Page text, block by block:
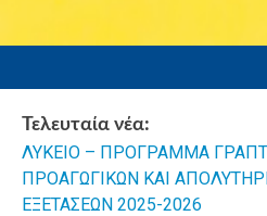
Τελευταία νέα:
ΛΥΚΕΙΟ – ΠΡΟΓΡΑΜΜΑ
ΠΡΟΑΓΩΓΙΚΩΝ ΚΑΙ
ΕΞΕΤΑΣΕΩΝ 2025-2026